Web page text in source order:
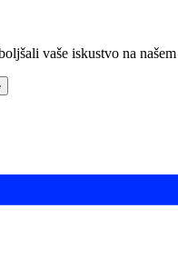
vaše iskustvo na